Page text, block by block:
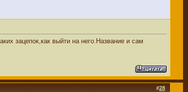
зацепок,как выйти на него.Название и сам
#28